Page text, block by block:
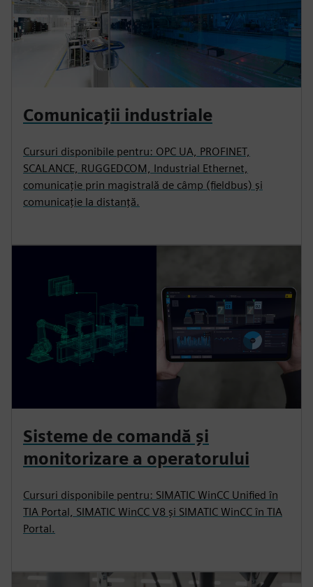
Comunicații industriale
Cursuri disponibile pentru: OPC UA, PROFINET,
SCALANCE, RUGGEDCOM, Industrial Ethernet,
comunicație prin magistrală de câmp (fieldbus) și
comunicație la distanță.
Sisteme de comandă și
monitorizare a operatorului
Cursuri disponibile pentru: SIMATIC WinCC Unified în
TIA Portal, SIMATIC WinCC V8 și SIMATIC WinCC în TIA
Portal.